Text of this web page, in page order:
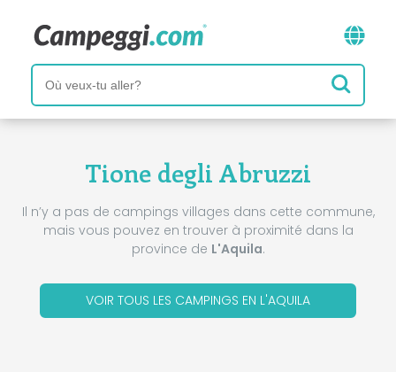
Tione degli Abruzzi
Il n’y a pas de campings villages dans cette commune,
mais vous pouvez en trouver à proximité dans la
province de L'Aquila.
VOIR TOUS LES CAMPINGS EN L'AQUILA